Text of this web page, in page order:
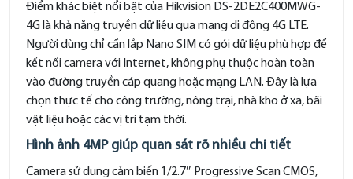
Điểm khác biệt nổi bật của Hikvision DS-2DE2C400MWG-
4G là khả năng truyền dữ liệu qua mạng di động 4G LTE.
Người dùng chỉ cần lắp Nano SIM có gói dữ liệu phù hợp để
kết nối camera với Internet, không phụ thuộc hoàn toàn
vào đường truyền cáp quang hoặc mạng LAN. Đây là lựa
chọn thực tế cho công trường, nông trại, nhà kho ở xa, bãi
vật liệu hoặc các vị trí tạm thời.
Hình ảnh 4MP giúp quan sát rõ nhiều chi tiết
Camera sử dụng cảm biến 1/2.7″ Progressive Scan CMOS,